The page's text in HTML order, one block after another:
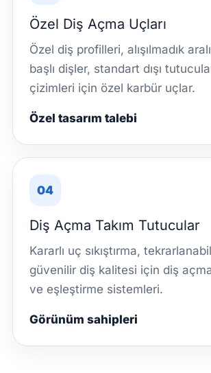
Özel Diş Açma Uçları
Özel diş profilleri, alışılmadık
başlı dişler, standart dışı
çizimleri için özel karbür uçlar.
Özel tasarım talebi
04
Diş Açma Takım Tutucular
Kararlı uç sıkıştırma,
güvenilir diş kalitesi için diş
ve eşleştirme sistemleri.
Görünüm sahipleri